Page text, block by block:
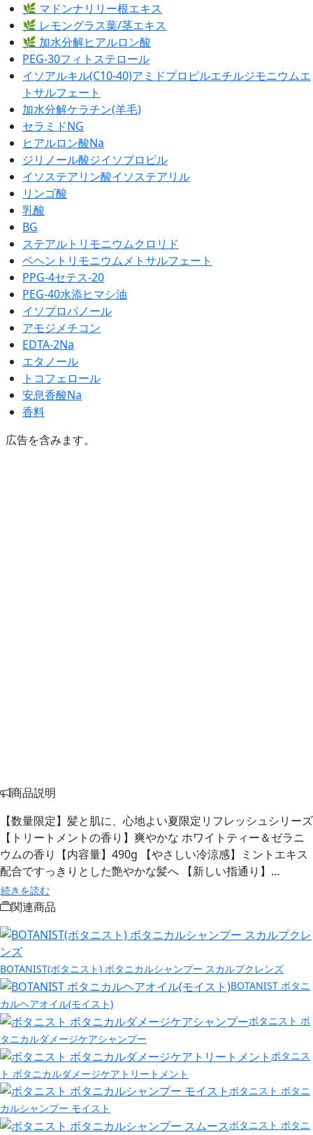
🌿 マドンナリリー根エキス
🌿 レモングラス葉/茎エキス
🌿 加水分解ヒアルロン酸
PEG-30フィトステロール
イソアルキル(C10-40)アミドプロピルエチルジモニウムエ
トサルフェート
加水分解ケラチン(羊毛)
セラミドNG
ヒアルロン酸Na
ジリノール酸ジイソプロピル
イソステアリン酸イソステアリル
リンゴ酸
乳酸
BG
ステアルトリモニウムクロリド
ベヘントリモニウムメトサルフェート
PPG-4セテス-20
PEG-40水添ヒマシ油
イソプロパノール
アモジメチコン
EDTA-2Na
エタノール
トコフェロール
安息香酸Na
香料
広告を含みます。
商品説明
【数量限定】髪と肌に、心地よい夏限定リフレッシュシリーズ
【トリートメントの香り】爽やかな ホワイトティー＆ゼラニ
ウムの香り​ 【内容量】490g 【やさしい冷涼感​】ミントエキス
配合ですっきりとした艶やかな髪へ 【新しい指通り】…
続きを読む
関連商品
BOTANIST(ボタニスト) ボタニカルシャンプー スカルプクレンズ
BOTANIST ボタニ
カルヘアオイル(モイスト)
ボタニスト ボ
タニカルダメージケアシャンプー
ボタニス
ト ボタニカルダメージケアトリートメント
ボタニスト ボタニ
カルシャンプー モイスト
ボタニスト ボタニ